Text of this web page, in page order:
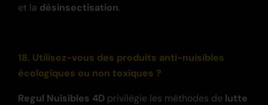
et la désinsectisation.
18. Utilisez-vous des produits anti-nuisibles
écologiques ou non toxiques ?
Regul Nuisibles 4D privilégie les méthodes de lutte